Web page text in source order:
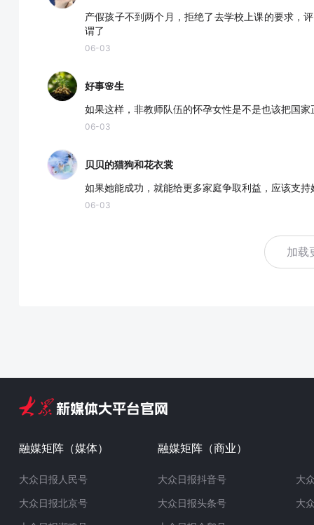
产假孩子不到两个月，拒绝了去学校上课的要求，
谓了
06-03
好事🌸生
如果这样，非教师队伍的怀孕女性是不是也该把国
06-03
贝贝的猫狗和花衣裳
如果她能成功，就能给更多家庭争取利益，应该支持
06-03
加载
融媒矩阵（媒体）
大众日报人民号
大众日报北京号
融媒矩阵（商业）
大众日报抖音号
大众日报头条号
大
大